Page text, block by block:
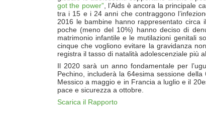
got the power”, l’Aids è ancora la principale
tra i 15 e i 24 anni che contraggono
2016 le bambine hanno rappresentato
poche (meno del 10%) hanno deciso di
matrimonio infantile e le mutilazioni genitali
cinque che vogliono evitare la gravidanza
registra il tasso di natalità adolescenziale più
Il 2020 sarà un anno fondamentale per
Pechino, includerà la 64esima sessione
Messico a maggio e in Francia a luglio e il
pace e sicurezza a ottobre.
Scarica il Rapporto